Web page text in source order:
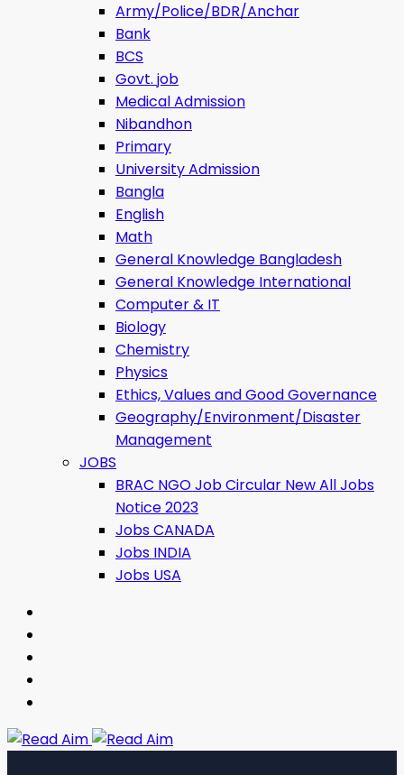
Army/Police/BDR/Anchar
Bank
BCS
Govt. job
Medical Admission
Nibandhon
Primary
University Admission
Bangla
English
Math
General Knowledge Bangladesh
General Knowledge International
Computer & IT
Biology
Chemistry
Physics
Ethics, Values ​​and Good Governance
Geography/Environment/Disaster
Management
JOBS
BRAC NGO Job Circular New All Jobs
Notice 2023
Jobs CANADA
Jobs INDIA
Jobs USA
Read Aim